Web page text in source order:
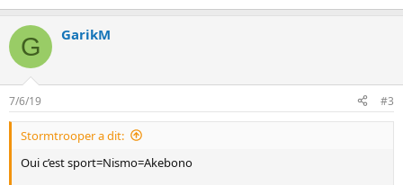
G GarikM
7/6/19 #3
Stormtrooper a dit:
Oui c’est sport=Nismo=Akebono